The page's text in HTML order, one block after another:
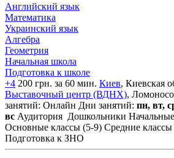
Английский язык
Математика
Украинский язык
Алгебра
Геометрия
Начальная школа
Подготовка к школе
+4 200 грн. за 60 мин. Киев, Киевская
Выставочный центр (ВДНХ),
занятий: Онлайн Дни занятий: пн, вт,
вс Аудитория Дошкольники
Основные классы (5-9) Средние
Подготовка к ЗНО